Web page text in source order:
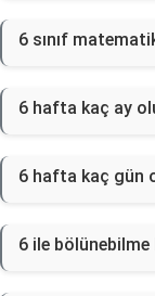
6 sınıf
6 hafta kaç ay
6 hafta kaç gün
6 ile bölünebilme